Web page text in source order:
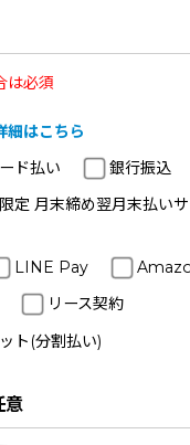
は必須
細はこちら
ド払い
銀行振込
定 月末締め翌月末払い
LINE Pay
リース契約
ト(分割払い)
意